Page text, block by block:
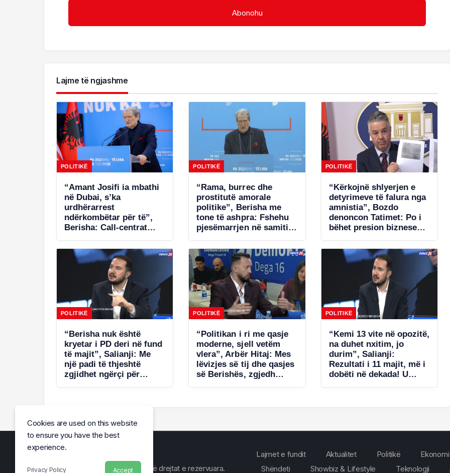
Lajme të ngjashme
POLITIKË
“Amant Josifi ia mbathi
në Dubai, s’ka
urdhërarrest
ndërkombëtar për të”,
Berisha: Call-centrat
më kriminal në Shqipëri
POLITIKË
“Rama, burrec dhe
prostitutë amorale
politike”, Berisha me
tone të ashpra: Fshehu
pjesëmarrjen në samitin
POLITIKË
“Kërkojnë shlyerjen e
detyrimeve të falura nga
amnistia”, Bozdo
denoncon Tatimet: Po i
bëhet presion bizneseve.
s’ka miratuar aktet
nënligjore!
POLITIKË
“Berisha nuk është
kryetar i PD deri në fund
të majit”, Salianji: Me
një padi të thjeshtë
zgjidhet ngërçi për
POLITIKË
“Politikan i ri me qasje
moderne, sjell vetëm
vlera”, Arbër Hitaj: Mes
lëvizjes së tij dhe qasjes
së Berishës, zgjedh
POLITIKË
“Kemi 13 vite në opozitë,
na duhet nxitim, jo
durim”, Salianji:
Rezultati i 11 majit, më i
dobëti në dekada! U
Cookies are used on this website
to ensure you have the best
experience.
Privacy Policy Accept
© Arena e Lajmit 2026, Të gjitha të drejtat e rezervuara.
Lajmet e fundit Aktualitet Politikë Ekonomi
Shëndeti
Showbiz & Lifestyle Teknologji